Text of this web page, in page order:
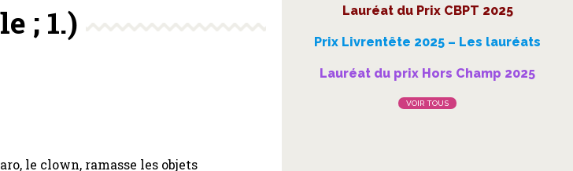
; 1.)
le clown, ramasse les objets
Lauréat du Prix CBPT 2025
Prix Livrentête 2025 – Les lauréats
Lauréat du prix Hors Champ 2025
VOIR TOUS